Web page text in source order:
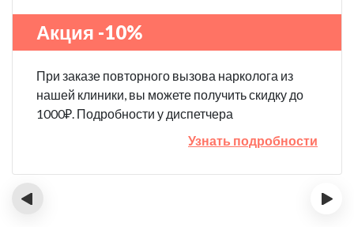
Акция -10%
При заказе повторного вызова нарколога из
нашей клиники, вы можете получить скидку до
1000₽. Подробности у диспетчера
Узнать подробности
‹ ›